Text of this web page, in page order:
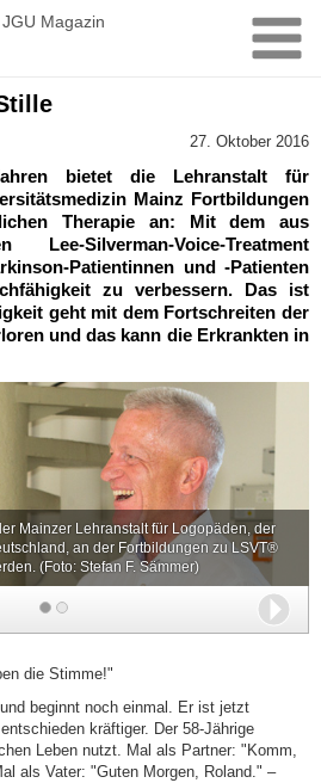
JGU Magazin
27. Oktober 2016
bietet die Lehranstalt für
Mainz Fortbildungen
Therapie an: Mit dem aus
Lee-Silverman-Voice-Treatment
Patientinnen und -Patienten
zu verbessern. Das ist
geht mit dem Fortschreiten der
und das kann die Erkrankten in
Mainzer Lehranstalt für Logopäden, der
an der Fortbildungen zu LSVT®
(Foto: Stefan F. Sämmer)
die Stimme!"
beginnt noch einmal. Er ist jetzt
kräftiger. Der 58-Jährige
Leben nutzt. Mal als Partner: "Komm,
als Vater: "Guten Morgen, Roland." –